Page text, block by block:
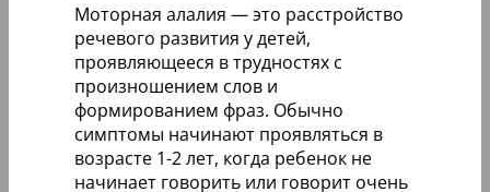
Моторная алалия — это расстройство
речевого развития у детей,
проявляющееся в трудностях с
произношением слов и
формированием фраз. Обычно
симптомы начинают проявляться в
возрасте 1-2 лет, когда ребенок не
начинает говорить или говорит очень